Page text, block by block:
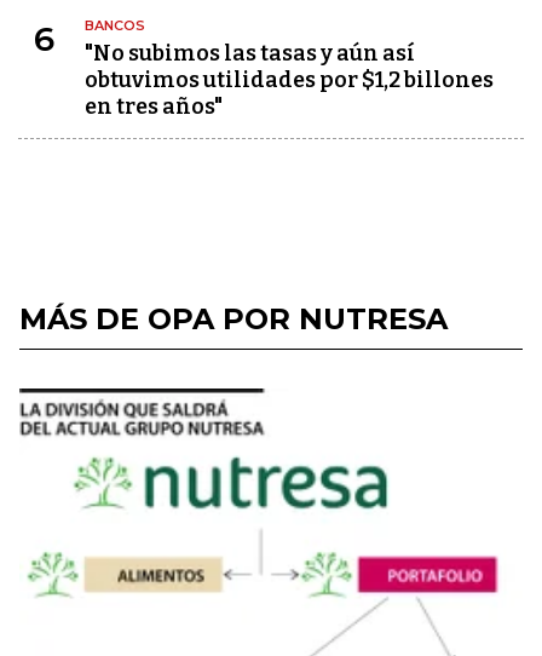
6 BANCOS
"No subimos las tasas y aún así
obtuvimos utilidades por $1,2 billones
en tres años"
MÁS DE OPA POR NUTRESA